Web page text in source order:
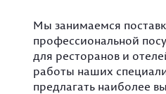
Мы занимаемся
профессиональной
для ресторанов и
работы наших
предлагать наиболее